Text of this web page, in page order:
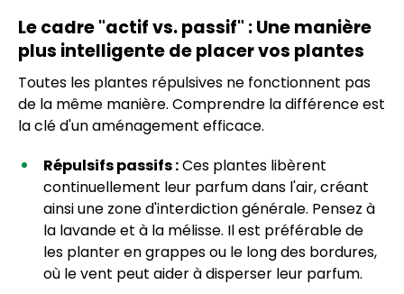
Le cadre "actif vs. passif" : Une manière
plus intelligente de placer vos plantes
Toutes les plantes répulsives ne fonctionnent pas
de la même manière. Comprendre la différence est
la clé d'un aménagement efficace.
Répulsifs passifs :Ces plantes libèrent
continuellement leur parfum dans l'air, créant
ainsi une zone d'interdiction générale. Pensez à
la lavande et à la mélisse. Il est préférable de
les planter en grappes ou le long des bordures,
où le vent peut aider à disperser leur parfum.